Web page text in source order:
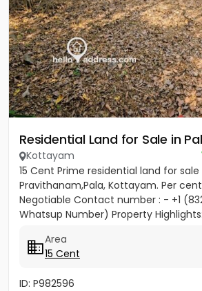
Residential Land for Sale in
Kottayam
15 Cent Prime residential land for
Pravithanam,Pala, Kottayam. Per
Negotiable Contact number : - +1
Whatsup Number) Property
Area
15 Cent
ID: P982596